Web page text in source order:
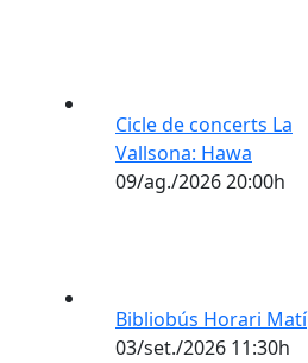
Cicle de concerts La
Vallsona: Hawa
09/ag./2026 20:00h
Bibliobús Horari Matí
03/set./2026 11:30h